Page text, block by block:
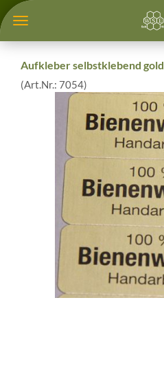
Aufkleber selbstklebend gold
(Art.Nr.: 7054)